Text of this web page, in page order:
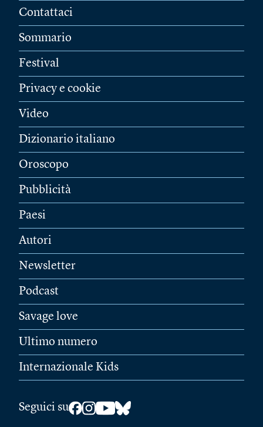
Contattaci
Sommario
Festival
Privacy e cookie
Video
Dizionario italiano
Oroscopo
Pubblicità
Paesi
Autori
Newsletter
Podcast
Savage love
Ultimo numero
Internazionale Kids
Seguici su